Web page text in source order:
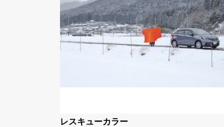
レスキューカラー